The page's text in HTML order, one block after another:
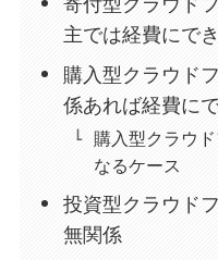
主では経費にで
購入型クラウド
係あれば経費に
購入型クラウ
なるケース
投資型クラウド
無関係